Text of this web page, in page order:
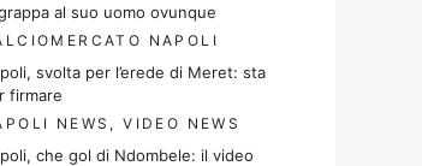
al suo uomo ovunque
NAPOLI
svolta per l’erede di Meret: sta
firmare
NEWS ,VIDEO NEWS
che gol di Ndombele: il video